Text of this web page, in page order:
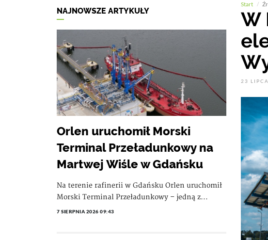
Start
W
23
NAJNOWSZE ARTYKUŁY
Orlen uruchomił Morski
Terminal Przeładunkowy na
Martwej Wiśle w Gdańsku
Na terenie rafinerii w Gdańsku Orlen uruchomił
Morski Terminal Przeładunkowy – jedną z...
7 SIERPNIA 2026 09:43